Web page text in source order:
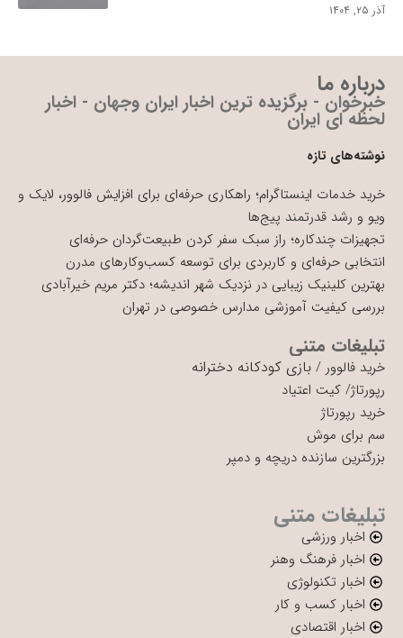
آذر ۲۵, ۱۴۰۴
درباره ما
خبرخوان - برگزیده ترین اخبار ایران وجهان - اخبار
لحظه ای ایران
نوشته‌های تازه
خرید خدمات اینستاگرام؛ راهکاری حرفه‌ای برای افزایش فالوور، لایک و
ویو و رشد قدرتمند پیج‌ها
تجهیزات چندکاره؛ راز سبک سفر کردن طبیعت‌گردان حرفه‌ای
انتخابی حرفه‌ای و کاربردی برای توسعه کسب‌وکارهای مدرن
بهترین کلینیک زیبایی در نزدیک شهر اندیشه؛ دکتر مریم خیرآبادی
بررسی کیفیت آموزشی مدارس خصوصی در تهران
تبلیغات متنی
خرید فالوور / بازی کودکانه دخترانه
رپورتاژ/ کیت اعتیاد
خرید رپورتاژ
سم برای موش
بزرگترین سازنده دریچه و دمپر
تبلیغات متنی
اخبار ورزشی
اخبار فرهنگ وهنر
اخبار تکنولوژی
اخبار کسب و کار
اخبار اقتصادی